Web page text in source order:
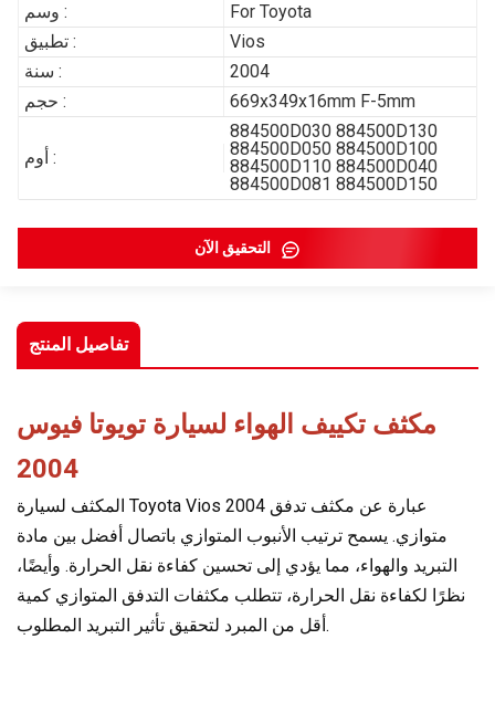
وسم :
For Toyota
تطبيق :
Vios
سنة :
2004
حجم :
669x349x16mm F-5mm
أوم :
884500D030 884500D130
884500D050 884500D100
884500D110 884500D040
884500D081 884500D150
تفاصيل المنتج
مكثف تكييف الهواء لسيارة تويوتا فيوس
2004
المكثف لسيارة Toyota Vios 2004 عبارة عن مكثف تدفق
متوازي. يسمح ترتيب الأنبوب المتوازي باتصال أفضل بين مادة
التبريد والهواء، مما يؤدي إلى تحسين كفاءة نقل الحرارة. وأيضًا،
نظرًا لكفاءة نقل الحرارة، تتطلب مكثفات التدفق المتوازي كمية
أقل من المبرد لتحقيق تأثير التبريد المطلوب.